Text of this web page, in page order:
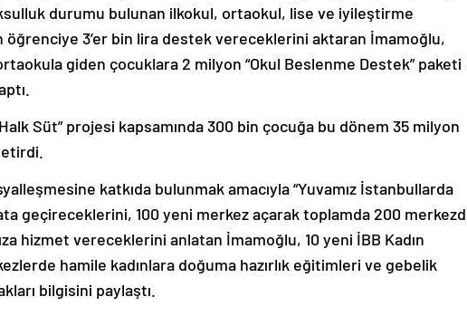
durumu bulunan ilkokul, ortaokul, lise ve iyileştirme
3’er bin lira destek vereceklerini aktaran İmamoğlu,
giden çocuklara 2 milyon “Okul Beslenme Destek” paketi
Süt” projesi kapsamında 300 bin çocuğa bu dönem 35 milyon
katkıda bulunmak amacıyla “Yuvamız İstanbullarda
geçireceklerini, 100 yeni merkez açarak toplamda 200
hizmet vereceklerini anlatan İmamoğlu, 10 yeni İBB Kadın
hamile kadınlara doğuma hazırlık eğitimleri ve gebelik
bilgisini paylaştı.